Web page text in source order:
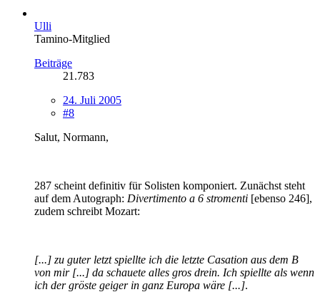
Ulli
Tamino-Mitglied
Beiträge
21.783
24. Juli 2005
#8
Salut, Normann,
287 scheint definitiv für Solisten komponiert. Zunächst steht
auf dem Autograph: Divertimento a 6 stromenti [ebenso 246],
zudem schreibt Mozart:
[...] zu guter letzt spiellte ich die letzte Casation aus dem B
von mir [...] da schauete alles gros drein. Ich spiellte als wenn
ich der gröste geiger in ganz Europa wäre [...].